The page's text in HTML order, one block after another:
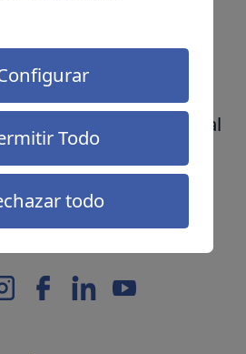
es una organización
declarada de Utilidad
es la inclusión social
las personas con
y de sus familias
en su calidad de
vida.
Todo
todo